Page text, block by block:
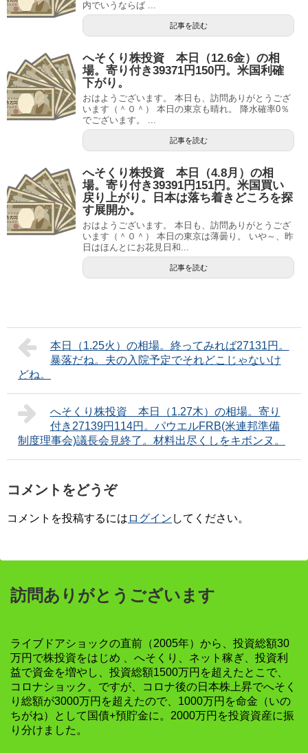
内でいうならば ...
記事を読む
へそくり株投資 本日（12.6金）の相
場。寄り付き39371円150円。米国利確
下がり。
おはようございます。 本日も、訪問ありがとうござ
います（＾０＾） 本日の東京も晴れ。 降水確率0％
でございます。 ...
記事を読む
へそくり株投資 本日（4.8月）の相
場。寄り付き39391円151円。米国買い
戻り上がり。日本は落ち着きどころを探
す展開か。
おはようございます。 本日も、訪問ありがとうござ
います（＾０＾） 本日の東京は薄曇り。 いや～、昨
日はほんとにお花見日和...
記事を読む
本日（1.25火）の相場。終ってみれば27131円。
暴落だね。夫の入院予定でそれどこじゃないけ
どね。
へそくり株投資 本日（1.27木）の相場。寄り
付き27139円114円。パウエルFRB(米連邦準備
制度理事会)議長会見終了。材料出尽くしをキボンヌ。
コメントをどうぞ
コメントを投稿するには ログイン してください。
訪問ありがとうございます
ライブドアショックの直前（2005年）から、投資総額30
万円で株投資をはじめ 、へそくり、ネット稼ぎ、投資利
益で資金を増やし、投資総額1500万円を超えたとこで、
コロナショック。ですが、コロナ後の日本株上昇でへそく
り総額が3000万円を超えたので、1000万円を命金（いの
ちがね）として国債+預貯金に。2000万円を投資資産に振
り分けました。